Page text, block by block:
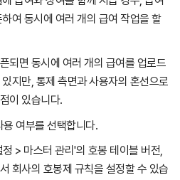
여 동시에 여러 개의 급여 작업을 할
되면 동시에 여러 개의 급여를 업로드
지만, 통제 측면과 사용자의 혼선으로
이 있습니다.
여부를 선택합니다.
> 마스터 관리'의 호봉 테이블 버전,
회사의 호봉제 규칙을 설정할 수 있습